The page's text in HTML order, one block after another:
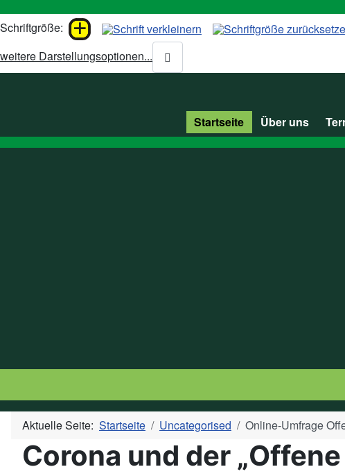
Schriftgröße:
weitere Darstellungsoptionen...
Startseite Über uns
Aktuelle Seite: Startseite Uncategorised Online-Umfrage
Corona und der